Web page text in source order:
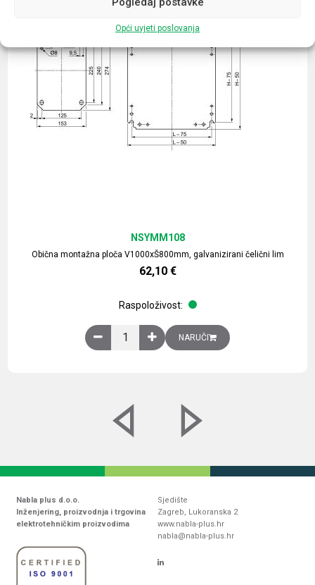
Opći uvjeti poslovanja
Obična montažna ploča V1000xŠ800mm, galvanizirani čelični lim
NSYMM108
62,10 €
Raspoloživost:
Obična montažna ploča V1000xŠ800mm,
NARUČI
Nabla plus d.o.o.
Inženjering, proizvodnja i trgovina
elektrotehničkim proizvodima
Sjedište
Zagreb, Lukoranska 2
www.nabla-plus.hr
nabla@nabla-plus.hr